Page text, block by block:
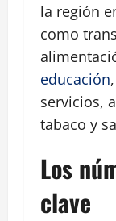
la región
como
educación
servicios,
tabaco y
Los
clave